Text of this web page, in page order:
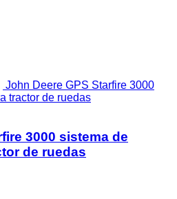
John Deere GPS Starfire 3000
tractor de ruedas
3000 sistema de
de ruedas